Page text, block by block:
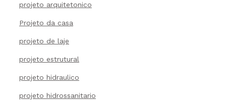
projeto arquitetonico
Projeto da casa
projeto de laje
projeto estrutural
projeto hidraulico
projeto hidrossanitario